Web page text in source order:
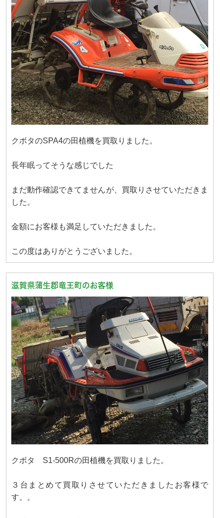
クボタのSPA4の田植機を買取りました。
長年眠ってそうな感じでした
まだ動作確認できてませんが、買取りさせていただきま
した。
金額にお客様も満足していただきました。
この度はありがとうございました。
滋賀県蒲生郡竜王町のお客様
クボタ S1-500Rの田植機を買取りました。
３台まとめて買取りさせていただきましたお客様で
す。。